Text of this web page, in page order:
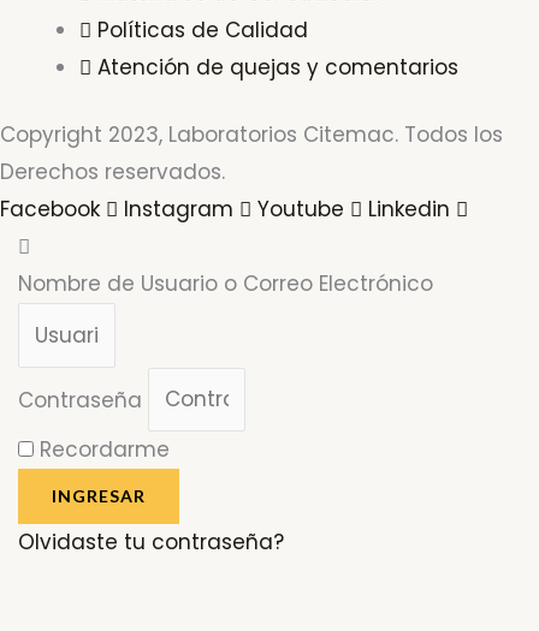
Políticas de Calidad
Atención de quejas y comentarios
Copyright 2023, Laboratorios Citemac. Todos los
Derechos reservados.
Facebook
Instagram Youtube Linkedin
Nombre de Usuario o Correo Electrónico
Contraseña
Recordarme
INGRESAR
Olvidaste tu contraseña?